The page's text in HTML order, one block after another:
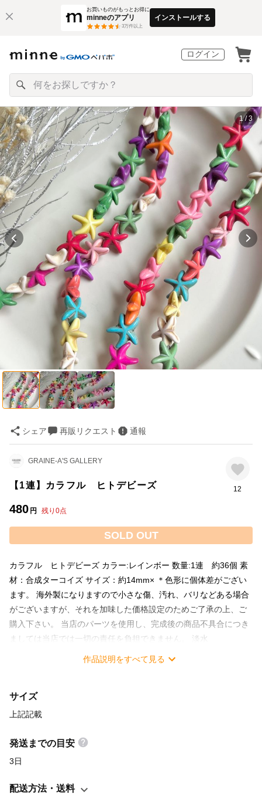
お買いものがもっとお得に
minneのアプリ
3万件以上
インストールする
ログイン
1 / 3
シェア 再販リクエスト 通報
GRAINE-A'S GALLERY
【1連】カラフル ヒトデビーズ
480 円 残り 0点
12
SOLD OUT
カラフル ヒトデビーズ カラー:レインボー 数量:1連 約36個 素
材：合成ターコイズ サイズ：約14mm× ＊色形に個体差がござい
ます。 海外製になりますので小さな傷、汚れ、バリなどある場合
がございますが、それを加味した価格設定のためご了承の上、ご
購入下さい。 当店のパーツを使用し、完成後の商品不具合につき
ましては当店では一切の責任を負担できません。 淡水
作品説明をすべて見る
サイズ
上記記載
発送までの目安
3日
配送方法・送料